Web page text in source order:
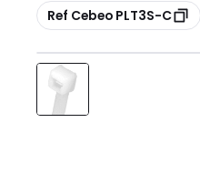
Kopiëren
Ref Cebeo PLT3S-C